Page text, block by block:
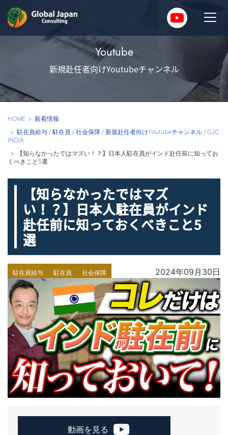
Youtube
新規赴任者向けYoutubeチャンネル
HOME
新着情報
駐在員給与 /駐在員 / 社会保障 / 新規赴任者向けYoutubeチャンネル / GJC
INDIA
【知らなかったではマズい！？】日本人駐在員がインド赴任前に知ってお
くべきこと5選
【知らなかったではマズ
い！？】日本人駐在員がインド
赴任前に知っておくべきこと5
選
駐在員給与 駐在員 社会保障 2024年09月30日
動画を見る